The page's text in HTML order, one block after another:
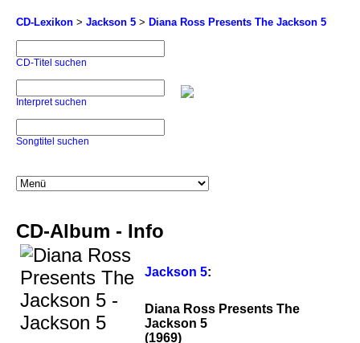
CD-Lexikon > Jackson 5 > Diana Ross Presents The Jackson 5
CD-Titel suchen
Interpret suchen
Songtitel suchen
CD-Album - Info
Jackson 5:
Diana Ross Presents The
Jackson 5
(1969)